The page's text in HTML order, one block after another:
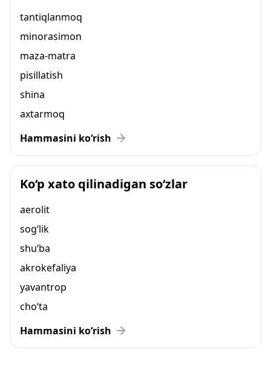
tantiqlanmoq
minorasimon
maza-matra
pisillatish
shina
axtarmoq
Hammasini ko‘rish
Ko‘p xato qilinadigan so‘zlar
aerolit
sog‘lik
shu’ba
akrokefaliya
yavantrop
cho‘ta
Hammasini ko‘rish